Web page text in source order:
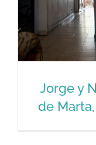
Jorge y
de